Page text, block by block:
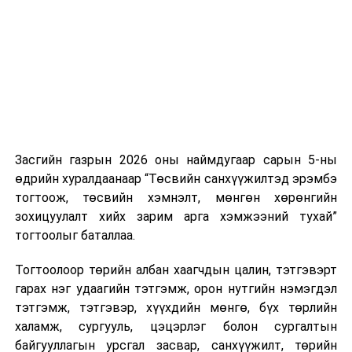
Шинэ хууль Францын зах зээлд үйлчилдэг гадаадын
дуудлагын төвүүдэд нөлөөлөхөөр байна. Тухайлбал,
Мароккогийн дуудлагын төвүүдийн орлогын 80 гаруй
хувь Францын зах зээлээс бүрддэг бөгөөд тус улсын
40–50 мянган ажлын байр эрсдэлд орж болзошгүйг
Засгийн газрын 2026 оны наймдугаар сарын 5-ны
өдрийн хуралдаанаар “Төсвийн санхүүжилтэд эрэмбэ
тогтоож, төсвийн хэмнэлт, мөнгөн хөрөнгийн
зохицуулалт хийх зарим арга хэмжээний тухай”
тогтоолыг баталлаа.
Тогтоолоор төрийн албан хаагчдын цалин, тэтгэвэрт
гарах нэг удаагийн тэтгэмж, орон нутгийн нэмэгдэл
тэтгэмж, тэтгэвэр, хүүхдийн мөнгө, бүх төрлийн
халамж, сургууль, цэцэрлэг болон сургалтын
байгууллагын урсгал засвар, санхүүжилт, төрийн